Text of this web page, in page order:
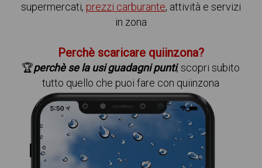
supermercati, prezzi carburante, attività e servizi
in zona
Perchè scaricare quiinzona?
🏆perchè se la usi guadagni punti, scopri subito
tutto quello che puoi fare con quiinzona